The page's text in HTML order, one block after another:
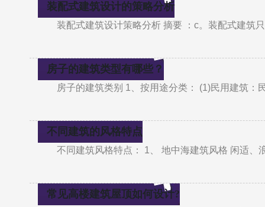
装配式建筑设计的策略分析
装配式建筑设计策略分析 摘要 ：c。装配式建筑
房子的建筑类型有哪些？
房子的建筑类别 1、按用途分类： (1)民用建筑
不同建筑的风格特点
不同建筑风格特点： 1、 地中海建筑风格 闲适
常见高楼建筑屋顶如何设计?